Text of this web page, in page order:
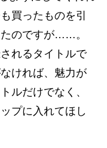
買ったものを引
のですが……。
れるタイトルで
ければ、魅力が
ルだけでなく、
プに入れてほし